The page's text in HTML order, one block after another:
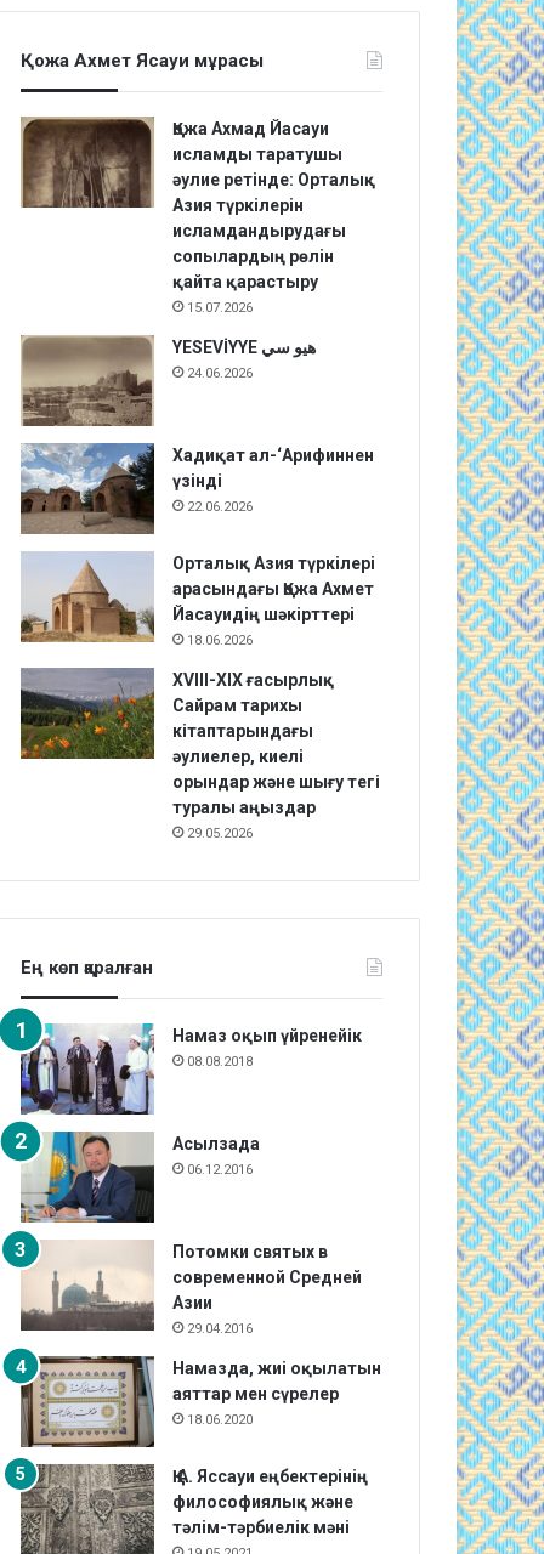
Қожа Ахмет Ясауи мұрасы
Қожа Ахмад Йасауи
исламды таратушы
әулие ретінде: Орталық
Азия түркілерін
исламдандырудағы
сопылардың рөлін
қайта қарастыру
15.07.2026
YESEVİYYE هيو سي
24.06.2026
Хадиқат aл-‘Арифиннен
үзінді
22.06.2026
Орталық Азия түркілері
арасындағы Қожа Ахмет
Йасауидің шәкірттері
18.06.2026
XVIII-XIX ғасырлық
Сайрам тарихы
кітаптарындағы
әулиелер, киелі
орындар және шығу тегі
туралы аңыздар
29.05.2026
Ең көп қаралған
Намаз оқып үйренейік
08.08.2018
Асылзада
06.12.2016
Потомки святых в
современной Средней
Азии
29.04.2016
Намазда, жиі оқылатын
аяттар мен сүрелер
18.06.2020
Қ.А. Яссауи еңбектерінің
философиялық және
тәлім-тәрбиелік мәні